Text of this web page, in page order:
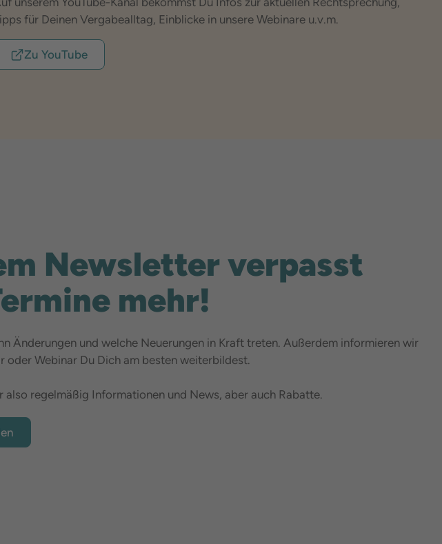
für Deinen Vergabealltag, Einblicke in unsere Webinare u.v.m.
Zu YouTube
Newsletter verpasst
mehr!
Änderungen und welche Neuerungen in Kraft treten. Außerdem informieren wir
oder Webinar Du Dich am besten weiterbildest.
also regelmäßig Informationen und News, aber auch Rabatte.